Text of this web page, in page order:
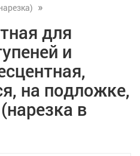
для
и
на подложке,
в